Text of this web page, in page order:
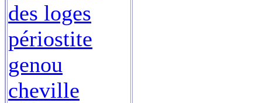
des loges
périostite
genou
cheville